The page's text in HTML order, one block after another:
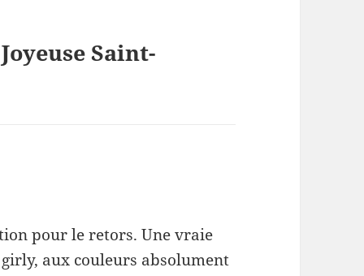
Saint-
pour le retors. Une vraie
aux couleurs absolument